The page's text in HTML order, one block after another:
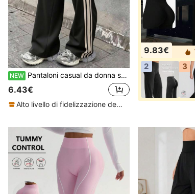
NEW Pantaloni casual da donna stile strada, vita con coulisse, gamba dritta morbida, in tessuto di seta ghiacciata traspirante, adatti per escursioni, campeggio, sport all'aperto nella primavera/estate, con strisce laterali
6.43€
Alto livello di fidelizzazione dei clienti
9.83€
2
3